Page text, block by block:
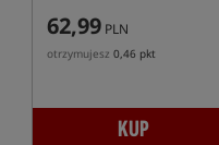
62,99 PLN
otrzymujesz 0,46 pkt
KUP